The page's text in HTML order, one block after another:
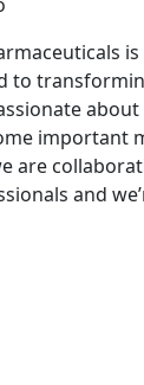
to
important
are
and